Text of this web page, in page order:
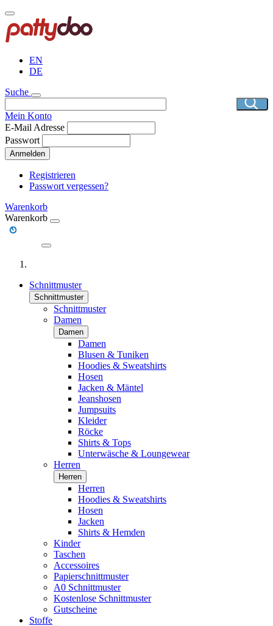
Direkt
zum
Inhalt
EN
DE
Suche
Mein Konto
E-Mail Adresse
Passwort
Anmelden
Registrieren
Passwort vergessen?
Warenkorb
Warenkorb
Schnittmuster
Schnittmuster
Schnittmuster
Damen
Damen
Damen
Blusen & Tuniken
Hoodies & Sweatshirts
Hosen
Jacken & Mäntel
Jeanshosen
Jumpsuits
Kleider
Röcke
Shirts & Tops
Unterwäsche & Loungewear
Herren
Herren
Herren
Hoodies & Sweatshirts
Hosen
Jacken
Shirts & Hemden
Kinder
Taschen
Accessoires
Papierschnittmuster
A0 Schnittmuster
Kostenlose Schnittmuster
Gutscheine
Stoffe